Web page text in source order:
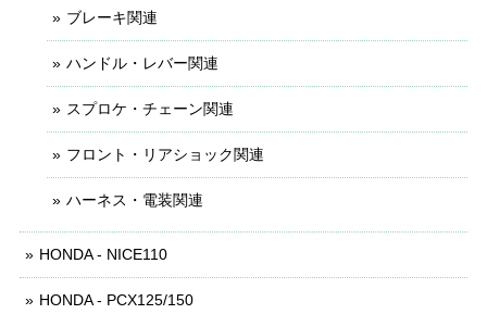
ブレーキ関連
ハンドル・レバー関連
スプロケ・チェーン関連
フロント・リアショック関連
ハーネス・電装関連
HONDA - NICE110
HONDA - PCX125/150